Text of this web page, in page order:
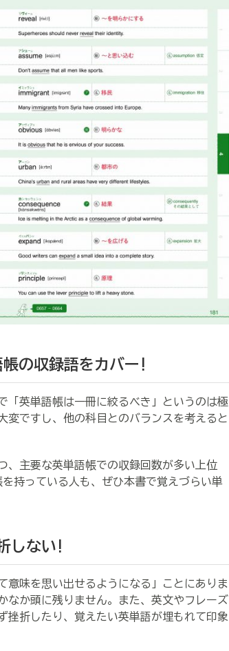
の収録語をカバー!
英単語帳は一冊に絞るべき」というのは極
変ですし、他の科目とのバランスを考えると
主要な英単語帳での収録回数が多い上位
持っている人も、ぜひ本書で覚えづらい単
しない!
味を思い出せるようになる」ことにありま
なか頭に残りません。また、英文やフレーズ
挫折したり、覚えたい英単語が埋もれて印象